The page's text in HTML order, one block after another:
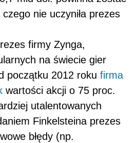
nie uczyniła prezes
firmy Zynga,
na świecie gier
początku 2012 roku firma
wartości akcji o 75 proc.
utalentowanych
Finkelsteina prezes
błędy (np.